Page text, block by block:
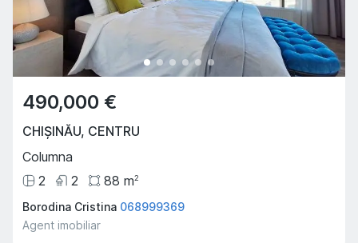
490,000 €
CHIȘINĂU, CENTRU
Columna
2
2 88 m2
Borodina Cristina 068999369
Agent imobiliar